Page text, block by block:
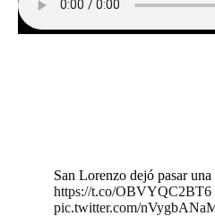
San Lorenzo dejó pasar
https://t.co/OBVYQC2BT6
pic.twitter.com/